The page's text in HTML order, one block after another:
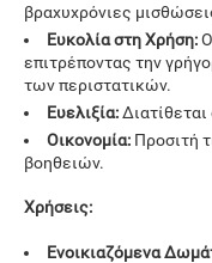
βραχυχρόνιες
Ευκολία στη Χρήση:
επιτρέποντας την
των περιστατικών.
Ευελιξία:
Οικονομία: Προσιτή
βοηθειών.
Χρήσεις:
Ενοικιαζόμενα